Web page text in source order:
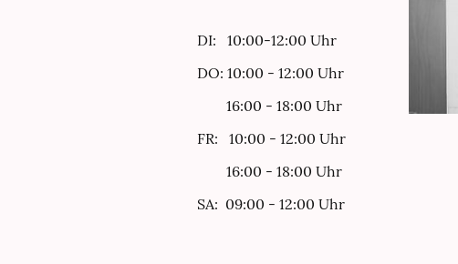
DI: 10:00-12:00 Uhr
DO: 10:00 - 12:00 Uhr
16:00 - 18:00 Uhr
FR: 10:00 - 12:00 Uhr
16:00 - 18:00 Uhr
SA: 09:00 - 12:00 Uhr